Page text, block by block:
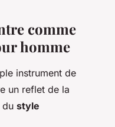
comme
homme
instrument de
un reflet de la
du style